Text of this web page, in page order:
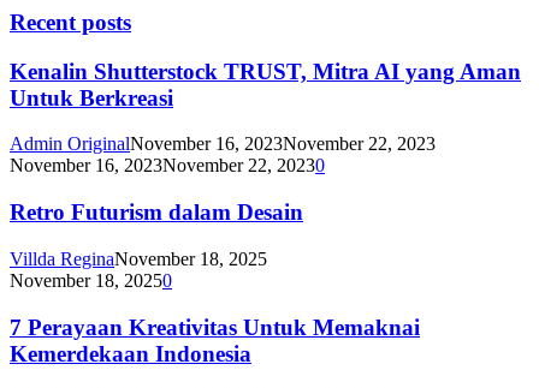
Recent posts
Kenalin Shutterstock TRUST, Mitra AI yang Aman
Untuk Berkreasi
Admin OriginalNovember 16, 2023November 22, 2023
November 16, 2023November 22, 20230
Retro Futurism dalam Desain
Villda ReginaNovember 18, 2025
November 18, 20250
7 Perayaan Kreativitas Untuk Memaknai
Kemerdekaan Indonesia